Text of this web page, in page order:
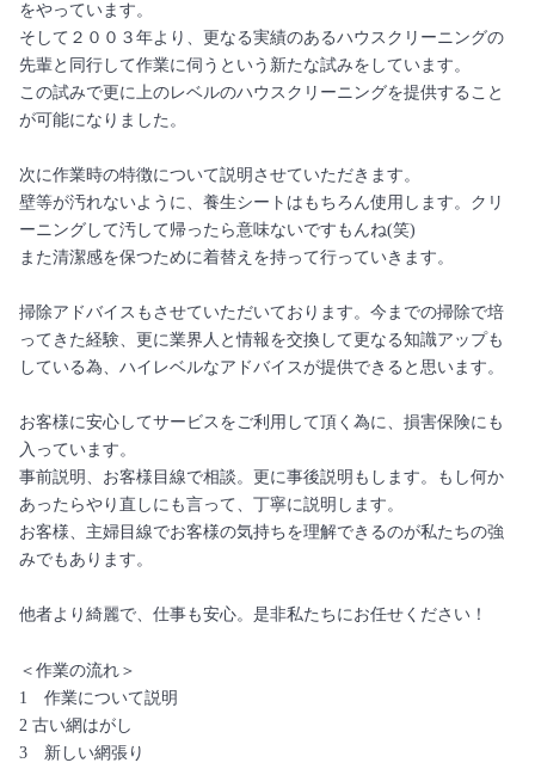
をやっています。
そして２００３年より、更なる実績のあるハウスクリーニングの
先輩と同行して作業に伺うという新たな試みをしています。
この試みで更に上のレベルのハウスクリーニングを提供すること
が可能になりました。
次に作業時の特徴について説明させていただきます。
壁等が汚れないように、養生シートはもちろん使用します。クリ
ーニングして汚して帰ったら意味ないですもんね(笑)
また清潔感を保つために着替えを持って行っていきます。
掃除アドバイスもさせていただいております。今までの掃除で培
ってきた経験、更に業界人と情報を交換して更なる知識アップも
している為、ハイレベルなアドバイスが提供できると思います。
お客様に安心してサービスをご利用して頂く為に、損害保険にも
入っています。
事前説明、お客様目線で相談。更に事後説明もします。もし何か
あったらやり直しにも言って、丁寧に説明します。
お客様、主婦目線でお客様の気持ちを理解できるのが私たちの強
みでもあります。
他者より綺麗で、仕事も安心。是非私たちにお任せください！
＜作業の流れ＞
1 作業について説明
2 古い網はがし
3 新しい網張り